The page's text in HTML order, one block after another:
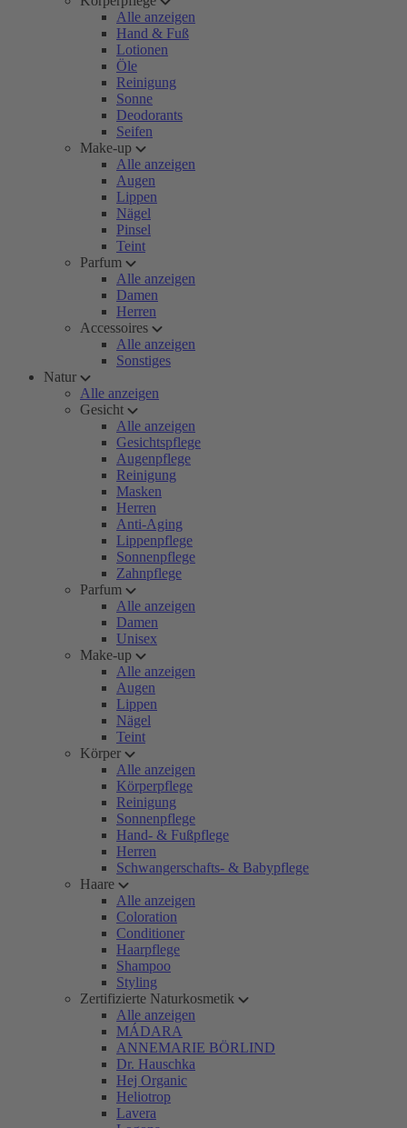
Alle anzeigen
Hand & Fuß
Lotionen
Öle
Reinigung
Sonne
Deodorants
Seifen
Make-up
Alle anzeigen
Augen
Lippen
Nägel
Pinsel
Teint
Parfum
Alle anzeigen
Damen
Herren
Accessoires
Alle anzeigen
Sonstiges
Natur
Alle anzeigen
Gesicht
Alle anzeigen
Gesichtspflege
Augenpflege
Reinigung
Masken
Herren
Anti-Aging
Lippenpflege
Sonnenpflege
Zahnpflege
Parfum
Alle anzeigen
Damen
Unisex
Make-up
Alle anzeigen
Augen
Lippen
Nägel
Teint
Körper
Alle anzeigen
Körperpflege
Reinigung
Sonnenpflege
Hand- & Fußpflege
Herren
Schwangerschafts- & Babypflege
Haare
Alle anzeigen
Coloration
Conditioner
Haarpflege
Shampoo
Styling
Zertifizierte Naturkosmetik
Alle anzeigen
MÁDARA
ANNEMARIE BÖRLIND
Dr. Hauschka
Hej Organic
Heliotrop
Lavera